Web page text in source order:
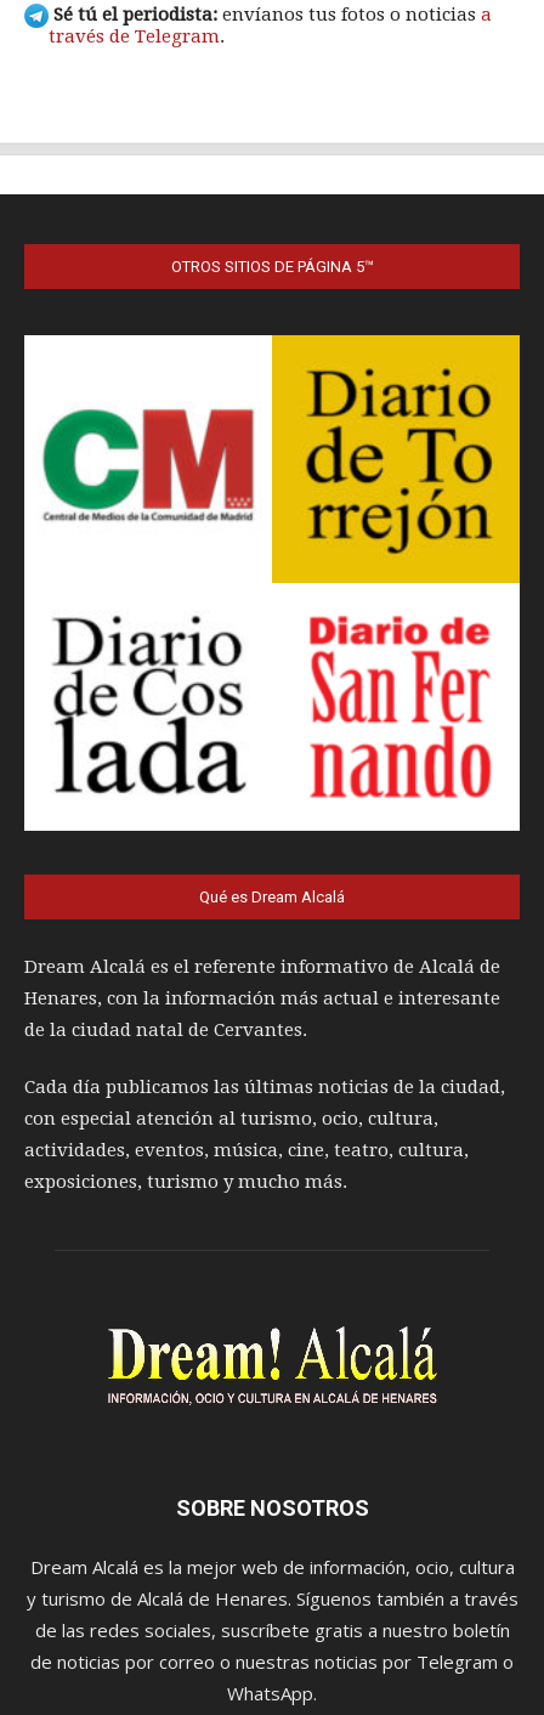
OTROS SITIOS DE PÁGINA 5™
Qué es Dream Alcalá
Dream Alcalá es el referente informativo de Alcalá de
Henares, con la información más actual e interesante
de la ciudad natal de Cervantes.
Cada día publicamos las últimas noticias de la ciudad,
con especial atención al turismo, ocio, cultura,
actividades, eventos, música, cine, teatro, cultura,
exposiciones, turismo y mucho más.
SOBRE NOSOTROS
Dream Alcalá es la mejor web de información, ocio, cultura
y turismo de Alcalá de Henares. Síguenos también a través
de las redes sociales, suscríbete gratis a nuestro boletín
de noticias por correo o nuestras noticias por Telegram o
WhatsApp.